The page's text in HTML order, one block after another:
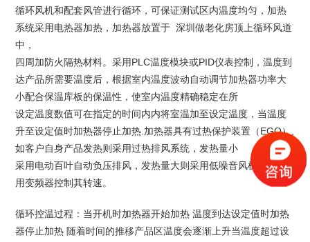
循环风机和配套风管进行循环，可保证测试区内温度均匀，加热
系统采用电热器加热，加热器放置于 深圳做老化房顶上循环风道
中，
四周加防火隔热材料。采用PLC温度模块或PID仪表控制，温度到
达产品所需要温度后，根据室内温度波动自动调节加热器功率大
小配合保温库板的保温性，使室内温度精确稳定在所
设定温度数值可在指定的时间内内将室温加至设定温度，当温度
升至设定值时加热器停止加热.加热器具有过热保护装置（EGO）,
如客户自身产品发热则采用过热排风系统，发热量小
采用电动百叶自动负压排风，发热量大则采用低噪音风机排风，
用变频器控制其转速。
循环控温过程：当开机时加热器开始加热 温度到达设定值时加热
器停止加热 随着时间的推移产品区温度会逐渐上升当温度超过设